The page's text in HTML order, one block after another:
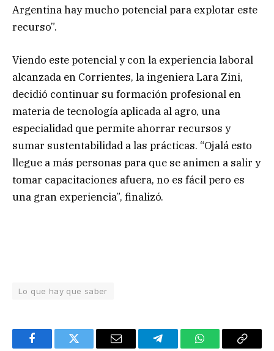
Argentina hay mucho potencial para explotar este
recurso”.
Viendo este potencial y con la experiencia laboral
alcanzada en Corrientes, la ingeniera Lara Zini,
decidió continuar su formación profesional en
materia de tecnología aplicada al agro, una
especialidad que permite ahorrar recursos y
sumar sustentabilidad a las prácticas. “Ojalá esto
llegue a más personas para que se animen a salir y
tomar capacitaciones afuera, no es fácil pero es
una gran experiencia”, finalizó.
Lo que hay que saber
FacebookTwitter Email TelegramWhatsAppCopy